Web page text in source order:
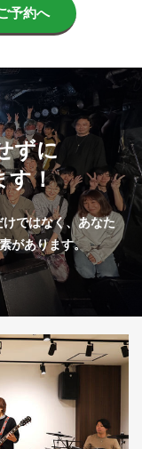
予約へ
ずに
す！
ではなく、あなた
があります。